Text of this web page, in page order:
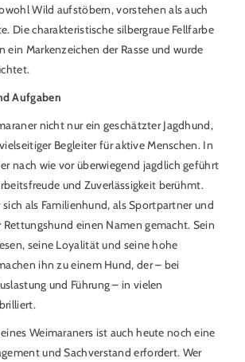
Wild aufstöbern, vorstehen als auch
Die charakteristische silbergraue Fellfarbe
ein Markenzeichen der Rasse und wurde
Aufgaben
nicht nur ein geschätzter Jagdhund,
Begleiter für aktive Menschen. In
nach wie vor überwiegend jagdlich geführt
und Zuverlässigkeit berühmt.
als Familienhund, als Sportpartner und
Rettungshund einen Namen gemacht. Sein
seine Loyalität und seine hohe
ihn zu einem Hund, der – bei
und Führung – in vielen
Weimaraners ist auch heute noch eine
und Sachverstand erfordert. Wer